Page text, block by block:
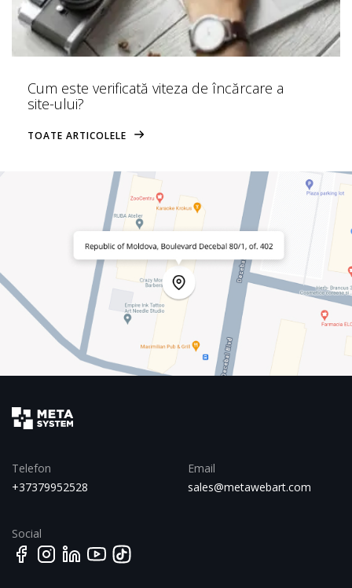
Cum este verificată viteza de încărcare a
site-ului?
TOATE ARTICOLELE
Telefon
+37379952528
Email
sales@metawebart.com
Social